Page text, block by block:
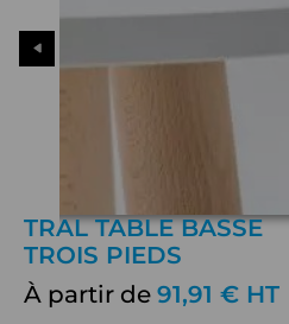
TRAL TABLE BASSE
TROIS PIEDS
À partir de 91,91 € HT